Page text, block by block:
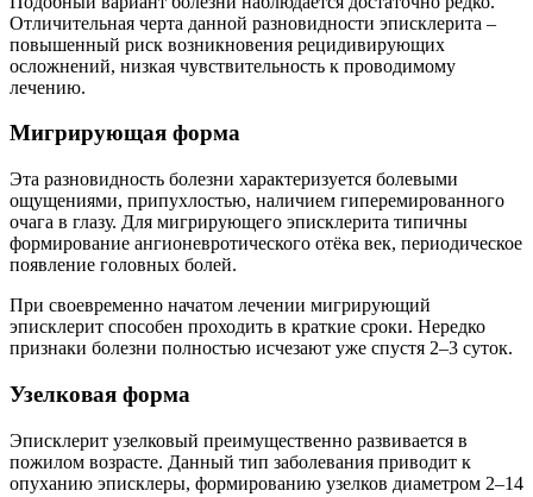
Отличительная черта данной разновидности эписклерита –
повышенный риск возникновения рецидивирующих
осложнений, низкая чувствительность к проводимому
лечению.
Мигрирующая форма
Эта разновидность болезни характеризуется болевыми
ощущениями, припухлостью, наличием гиперемированного
очага в глазу. Для мигрирующего эписклерита типичны
формирование ангионевротического отёка век, периодическое
появление головных болей.
При своевременно начатом лечении мигрирующий
эписклерит способен проходить в краткие сроки. Нередко
признаки болезни полностью исчезают уже спустя 2–3 суток.
Узелковая форма
Эписклерит узелковый преимущественно развивается в
пожилом возрасте. Данный тип заболевания приводит к
опуханию эписклеры, формированию узелков диаметром 2–14